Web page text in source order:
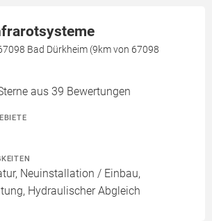
Bad Dürkheim (9km von 67098
aus 39 Bewertungen
Neuinstallation / Einbau,
Hydraulischer Abgleich